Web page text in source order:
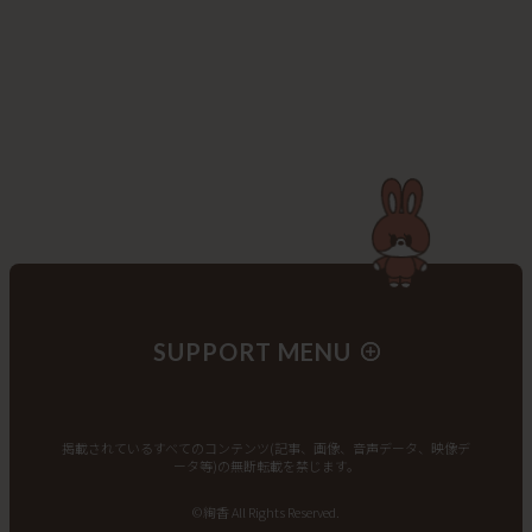
SUPPORT MENU
掲載されているすべてのコンテンツ(記事、画像、音声データ、映像デ
ータ等)の無断転載を禁じます。
©絢香 All Rights Reserved.